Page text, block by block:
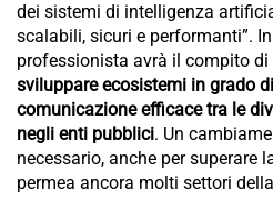
dei sistemi di intelligenza
scalabili, sicuri e performanti”.
professionista avrà il compito di
sviluppare ecosistemi in grado
comunicazione efficace tra le
negli enti pubblici. Un
necessario, anche per superare
permea ancora molti settori